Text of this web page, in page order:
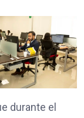
durante el